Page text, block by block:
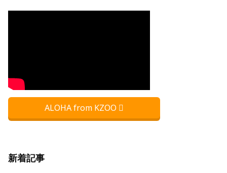
ALOHA from KZOO
新着記事